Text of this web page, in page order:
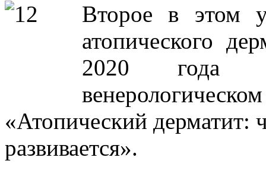
Второе в этом
атопического
2020 года
«Атопический дерматит:
развивается».